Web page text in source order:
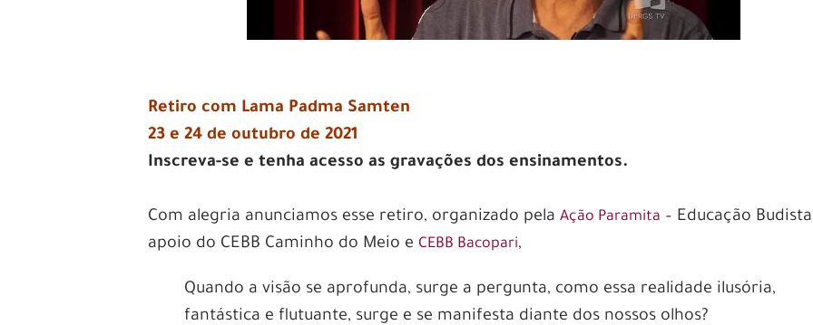
Retiro com Lama Padma Samten
23 e 24 de outubro de 2021
Inscreva-se e tenha acesso as gravações dos ensinamentos.
Com alegria anunciamos esse retiro, organizado pelaAção Paramita – Educação
apoio do CEBB Caminho do Meio e CEBB Bacopari,
Quando a visão se aprofunda, surge a pergunta, como essa realidade ilusória,
fantástica e flutuante, surge e se manifesta diante dos nossos olhos?